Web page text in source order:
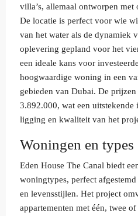
villa’s, allemaal ontworpen
De locatie is perfect voor wie
van het water als de dynamiek
oplevering gepland voor het
een ideale kans voor
hoogwaardige woning in een
gebieden van Dubai. De
3.892.000, wat een uitstekende
ligging en kwaliteit van het
Woningen en types
Eden House The Canal biedt
woningtypes, perfect
en levensstijlen. Het project
appartementen met één, twee